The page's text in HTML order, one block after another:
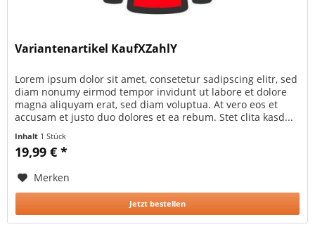
Variantenartikel KaufXZahlY
Lorem ipsum dolor sit amet, consetetur sadipscing elitr, sed
diam nonumy eirmod tempor invidunt ut labore et dolore
magna aliquyam erat, sed diam voluptua. At vero eos et
accusam et justo duo dolores et ea rebum. Stet clita kasd...
Inhalt 1 Stück
19,99 € *
Merken
Jetzt bestellen